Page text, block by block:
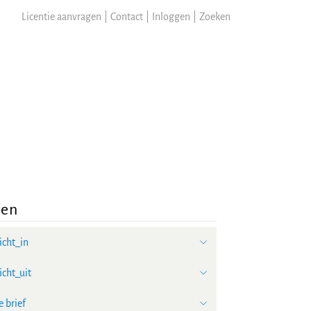
Licentie aanvragen Contact Inloggen Zoeken
brief